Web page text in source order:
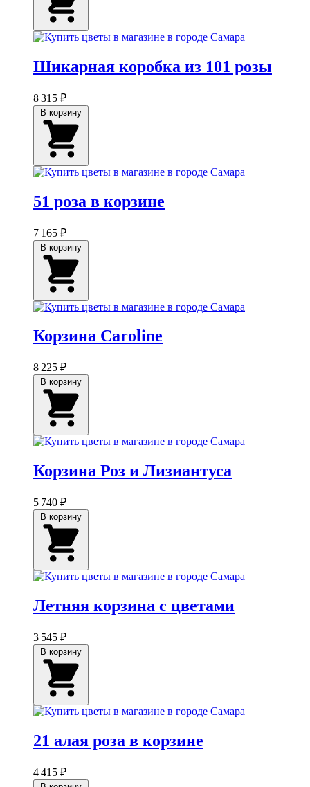
Шикарная коробка из 101 розы
8 315 ₽
51 роза в корзине
7 165 ₽
Корзина Caroline
8 225 ₽
Корзина Роз и Лизиантуса
5 740 ₽
Летняя корзина с цветами
3 545 ₽
21 алая роза в корзине
4 415 ₽